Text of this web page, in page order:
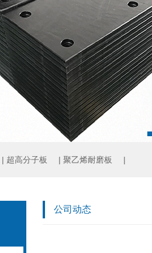
| 超高分子板 | 聚乙烯耐磨板 |
公司动态